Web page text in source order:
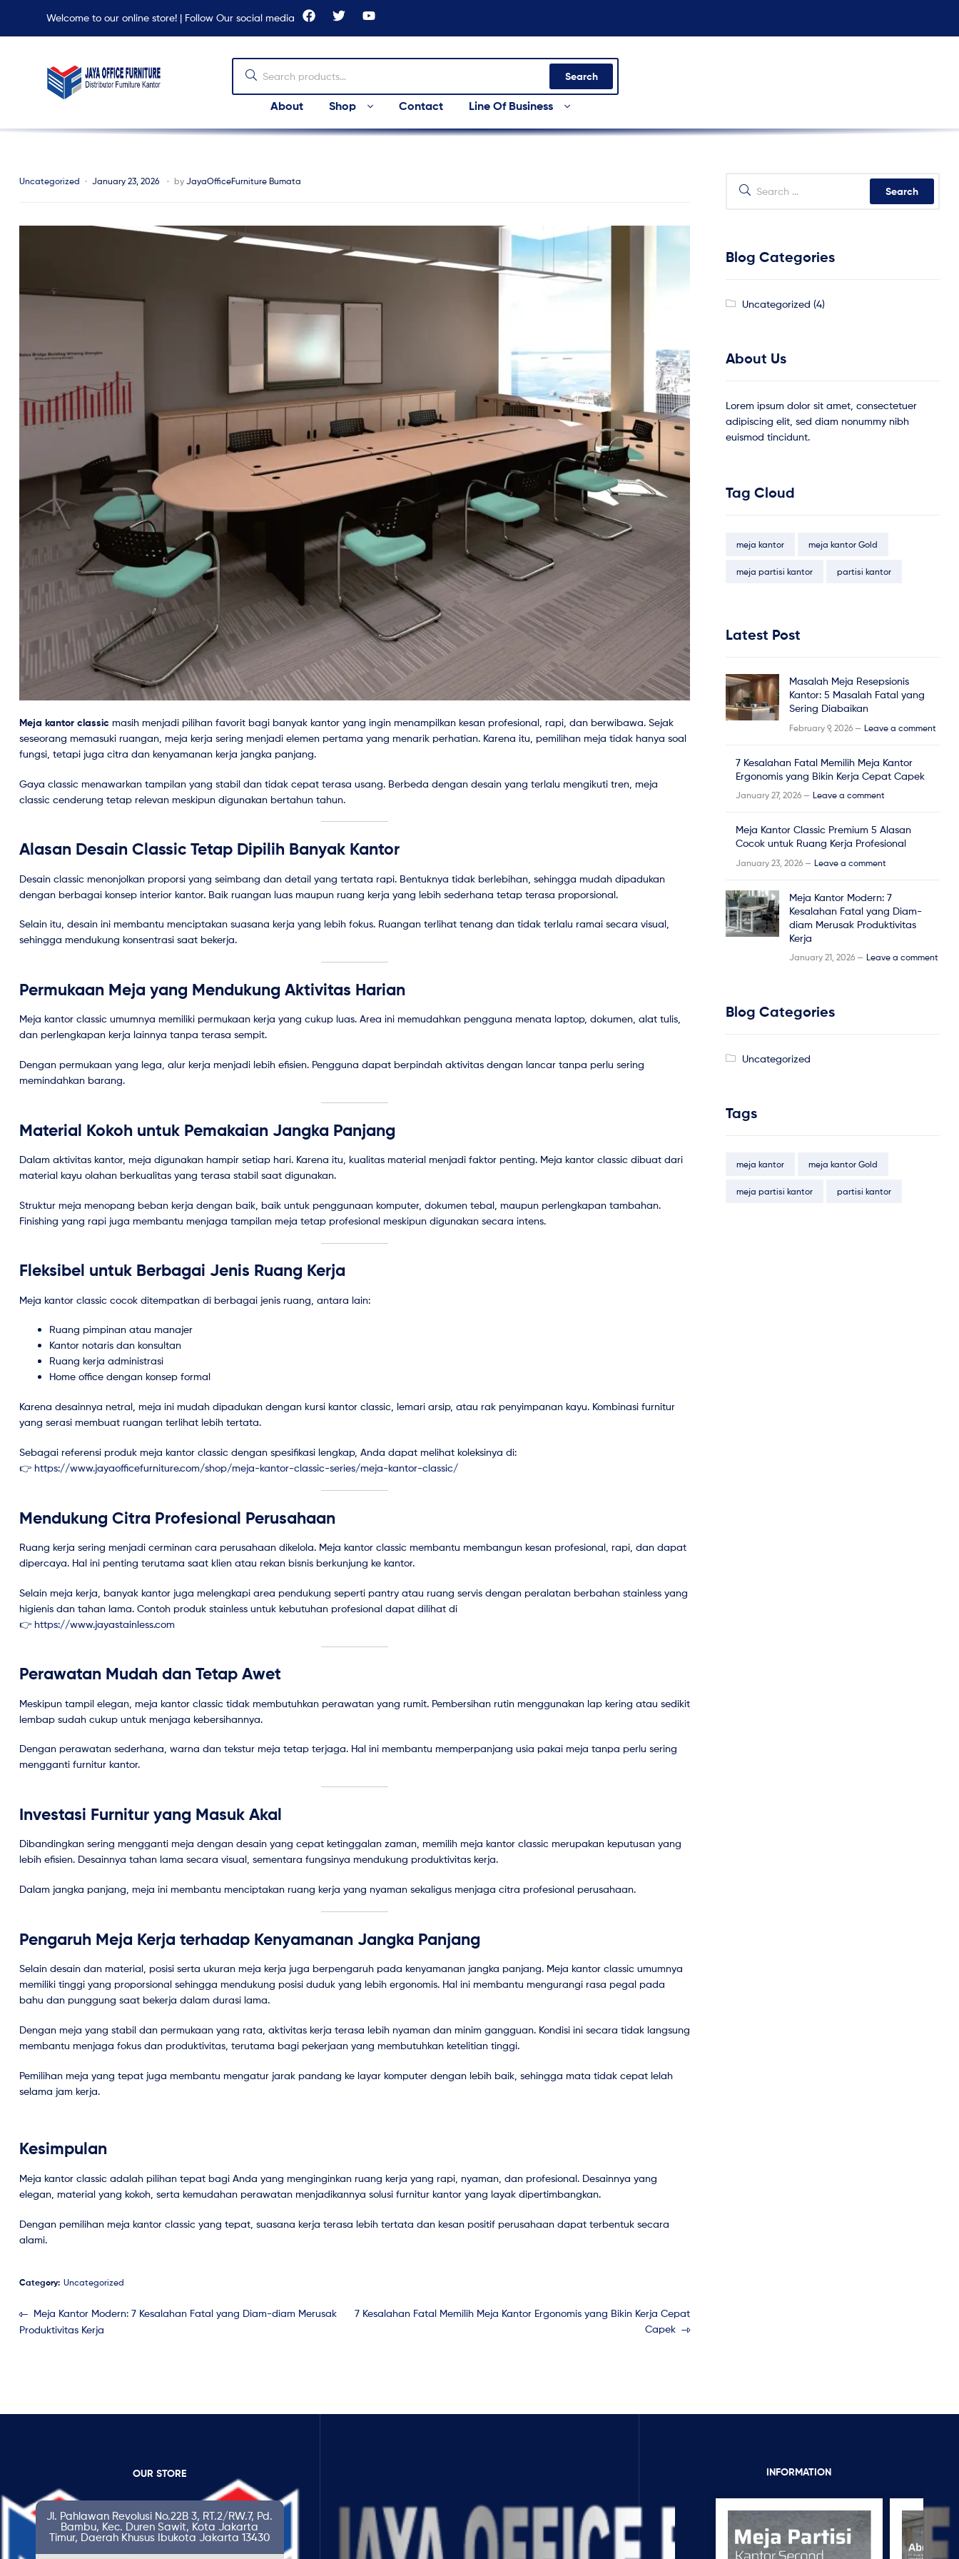
Welcome to our online store! | Follow Our social media
Furniture
Search
About Shop Contact Line Of Business
Uncategorized January 23, 2026 by JayaOfficeFurniture Bumata
Meja kantor classic masih menjadi pilihan favorit bagi banyak kantor yang ingin menampilkan kesan profesional, rapi, dan berwibawa. Sejak
seseorang memasuki ruangan, meja kerja sering menjadi elemen pertama yang menarik perhatian. Karena itu, pemilihan meja tidak hanya soal
fungsi, tetapi juga citra dan kenyamanan kerja jangka panjang.
Gaya classic menawarkan tampilan yang stabil dan tidak cepat terasa usang. Berbeda dengan desain yang terlalu mengikuti tren, meja
classic cenderung tetap relevan meskipun digunakan bertahun tahun.
Alasan Desain Classic Tetap Dipilih Banyak Kantor
Desain classic menonjolkan proporsi yang seimbang dan detail yang tertata rapi. Bentuknya tidak berlebihan, sehingga mudah dipadukan
dengan berbagai konsep interior kantor. Baik ruangan luas maupun ruang kerja yang lebih sederhana tetap terasa proporsional.
Selain itu, desain ini membantu menciptakan suasana kerja yang lebih fokus. Ruangan terlihat tenang dan tidak terlalu ramai secara visual,
sehingga mendukung konsentrasi saat bekerja.
Permukaan Meja yang Mendukung Aktivitas Harian
Meja kantor classic umumnya memiliki permukaan kerja yang cukup luas. Area ini memudahkan pengguna menata laptop, dokumen, alat tulis,
dan perlengkapan kerja lainnya tanpa terasa sempit.
Dengan permukaan yang lega, alur kerja menjadi lebih efisien. Pengguna dapat berpindah aktivitas dengan lancar tanpa perlu sering
memindahkan barang.
Material Kokoh untuk Pemakaian Jangka Panjang
Dalam aktivitas kantor, meja digunakan hampir setiap hari. Karena itu, kualitas material menjadi faktor penting. Meja kantor classic dibuat dari
material kayu olahan berkualitas yang terasa stabil saat digunakan.
Struktur meja menopang beban kerja dengan baik, baik untuk penggunaan komputer, dokumen tebal, maupun perlengkapan tambahan.
Finishing yang rapi juga membantu menjaga tampilan meja tetap profesional meskipun digunakan secara intens.
Fleksibel untuk Berbagai Jenis Ruang Kerja
Meja kantor classic cocok ditempatkan di berbagai jenis ruang, antara lain:
Ruang pimpinan atau manajer
Kantor notaris dan konsultan
Ruang kerja administrasi
Home office dengan konsep formal
Karena desainnya netral, meja ini mudah dipadukan dengan kursi kantor classic, lemari arsip, atau rak penyimpanan kayu. Kombinasi furnitur
yang serasi membuat ruangan terlihat lebih tertata.
Sebagai referensi produk meja kantor classic dengan spesifikasi lengkap, Anda dapat melihat koleksinya di:
👉 https://www.jayaofficefurniture.com/shop/meja-kantor-classic-series/meja-kantor-classic/
Mendukung Citra Profesional Perusahaan
Ruang kerja sering menjadi cerminan cara perusahaan dikelola. Meja kantor classic membantu membangun kesan profesional, rapi, dan dapat
dipercaya. Hal ini penting terutama saat klien atau rekan bisnis berkunjung ke kantor.
Selain meja kerja, banyak kantor juga melengkapi area pendukung seperti pantry atau ruang servis dengan peralatan berbahan stainless yang
higienis dan tahan lama. Contoh produk stainless untuk kebutuhan profesional dapat dilihat di
👉 https://www.jayastainless.com
Perawatan Mudah dan Tetap Awet
Meskipun tampil elegan, meja kantor classic tidak membutuhkan perawatan yang rumit. Pembersihan rutin menggunakan lap kering atau sedikit
lembap sudah cukup untuk menjaga kebersihannya.
Dengan perawatan sederhana, warna dan tekstur meja tetap terjaga. Hal ini membantu memperpanjang usia pakai meja tanpa perlu sering
mengganti furnitur kantor.
Investasi Furnitur yang Masuk Akal
Dibandingkan sering mengganti meja dengan desain yang cepat ketinggalan zaman, memilih meja kantor classic merupakan keputusan yang
lebih efisien. Desainnya tahan lama secara visual, sementara fungsinya mendukung produktivitas kerja.
Dalam jangka panjang, meja ini membantu menciptakan ruang kerja yang nyaman sekaligus menjaga citra profesional perusahaan.
Pengaruh Meja Kerja terhadap Kenyamanan Jangka Panjang
Selain desain dan material, posisi serta ukuran meja kerja juga berpengaruh pada kenyamanan jangka panjang. Meja kantor classic umumnya
memiliki tinggi yang proporsional sehingga mendukung posisi duduk yang lebih ergonomis. Hal ini membantu mengurangi rasa pegal pada
bahu dan punggung saat bekerja dalam durasi lama.
Dengan meja yang stabil dan permukaan yang rata, aktivitas kerja terasa lebih nyaman dan minim gangguan. Kondisi ini secara tidak langsung
membantu menjaga fokus dan produktivitas, terutama bagi pekerjaan yang membutuhkan ketelitian tinggi.
Pemilihan meja yang tepat juga membantu mengatur jarak pandang ke layar komputer dengan lebih baik, sehingga mata tidak cepat lelah
selama jam kerja.
Kesimpulan
Meja kantor classic adalah pilihan tepat bagi Anda yang menginginkan ruang kerja yang rapi, nyaman, dan profesional. Desainnya yang
elegan, material yang kokoh, serta kemudahan perawatan menjadikannya solusi furnitur kantor yang layak dipertimbangkan.
Dengan pemilihan meja kantor classic yang tepat, suasana kerja terasa lebih tertata dan kesan positif perusahaan dapat terbentuk secara
alami.
Category: Uncategorized
Meja Kantor Modern: 7 Kesalahan Fatal yang Diam-diam Merusak
Produktivitas Kerja
7 Kesalahan Fatal Memilih Meja Kantor Ergonomis yang Bikin Kerja Cepat
Capek
Blog Categories
Uncategorized (4)
About Us
Lorem ipsum dolor sit amet, consectetuer
adipiscing elit, sed diam nonummy nibh
euismod tincidunt.
Tag Cloud
meja kantor meja kantor Gold
meja partisi kantor partisi kantor
Latest Post
Masalah Meja Resepsionis
Kantor: 5 Masalah Fatal yang
Sering Diabaikan
February 9, 2026 — Leave a comment
7 Kesalahan Fatal Memilih Meja Kantor
Ergonomis yang Bikin Kerja Cepat Capek
January 27, 2026 — Leave a comment
Meja Kantor Classic Premium 5 Alasan
Cocok untuk Ruang Kerja Profesional
January 23, 2026 — Leave a comment
Meja Kantor Modern: 7
Kesalahan Fatal yang Diam-
diam Merusak Produktivitas
Kerja
January 21, 2026 — Leave a comment
Blog Categories
Uncategorized
Tags
meja kantor meja kantor Gold
meja partisi kantor partisi kantor
OUR STORE
Jl. Pahlawan Revolusi No.22B 3, RT.2/RW.7, Pd.
Bambu, Kec. Duren Sawit, Kota Jakarta
Timur, Daerah Khusus Ibukota Jakarta 13430
INFORMATION